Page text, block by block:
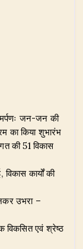
जन-जन की
का किया शुभारंभ
की 51 विकास
कार्यों की
उभरा –
विकसित एवं श्रेष्ठ